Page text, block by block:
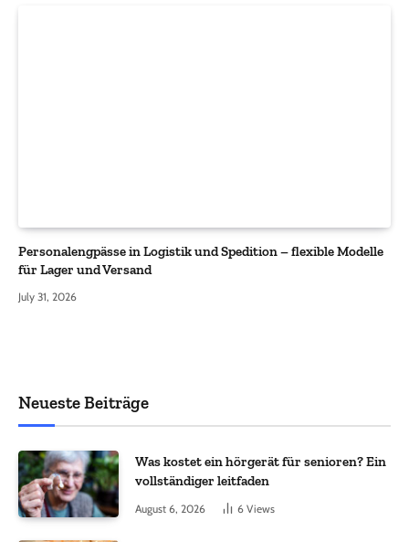
Personalengpässe in Logistik und Spedition – flexible Modelle
für Lager und Versand
July 31, 2026
Neueste Beiträge
Was kostet ein hörgerät für senioren? Ein
vollständiger leitfaden
August 6, 2026 6 Views